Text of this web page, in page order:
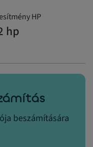
HP
hp
beszámítására